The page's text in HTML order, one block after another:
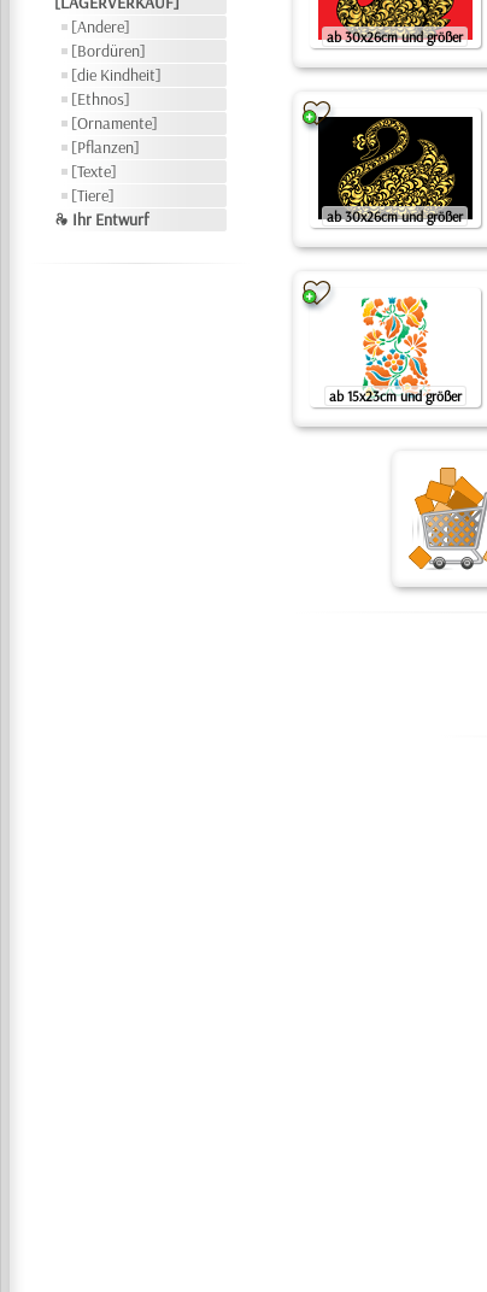
[Andere]
[Bordüren]
[die Kindheit]
[Ethnos]
[Ornamente]
[Pflanzen]
[Texte]
[Tiere]
❧ Ihr Entwurf
ab 30x26cm und größer
ab 30x26cm und größer
ab 15x23cm und größer